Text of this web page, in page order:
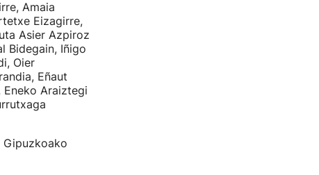
Amaia
Eizagirre,
Asier Azpiroz
Bidegain, Iñigo
Oier
Eñaut
Araiztegi